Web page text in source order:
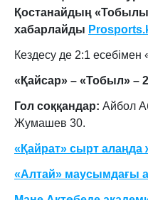
Қостанайдың
хабарлайды
Кездесу де 2:1 есебімен
«Қайсар» – «Тобыл» –
Гол соққандар: Айбол
Жумашев 30.
«Қайрат» сырт алаңда
«Алтай» маусымдағы